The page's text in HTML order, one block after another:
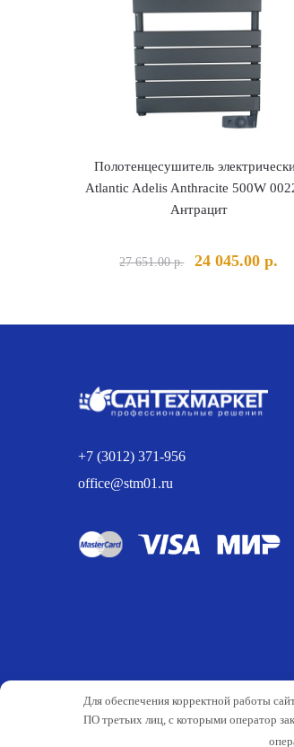
Полотенцесушитель
Atlantic Adelis Anthracite 500W
Антрацит
27 651.00р.
Первоначальная
27
24 045.00р.
+7 (3012) 371-956
office@stm01.ru
Для обеспечения корректной работы
ПО третьих лиц, с которыми оператор